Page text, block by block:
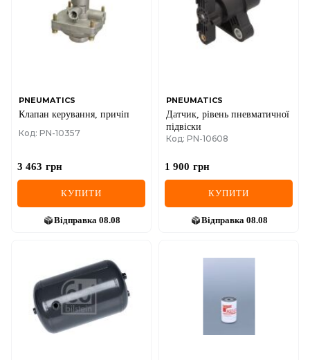
PNEUMATICS
Клапан керування, причіп
Код: PN-10357
3 463 грн
КУПИТИ
Відправка 08.08
PNEUMATICS
Датчик, рівень пневматичної
підвіски
Код: PN-10608
1 900 грн
КУПИТИ
Відправка 08.08